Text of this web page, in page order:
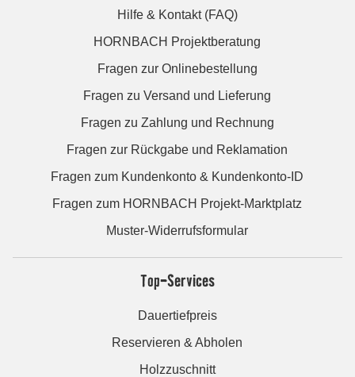
Hilfe & Kontakt (FAQ)
HORNBACH Projektberatung
Fragen zur Onlinebestellung
Fragen zu Versand und Lieferung
Fragen zu Zahlung und Rechnung
Fragen zur Rückgabe und Reklamation
Fragen zum Kundenkonto & Kundenkonto-ID
Fragen zum HORNBACH Projekt-Marktplatz
Muster-Widerrufsformular
Top-Services
Dauertiefpreis
Reservieren & Abholen
Holzzuschnitt